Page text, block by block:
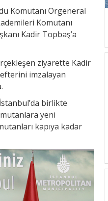
Komutanı Orgeneral
Komutanı
Kadir Topbaş’a
ziyarette Kadir
imzalayan
birlikte
yeni
kapıya kadar